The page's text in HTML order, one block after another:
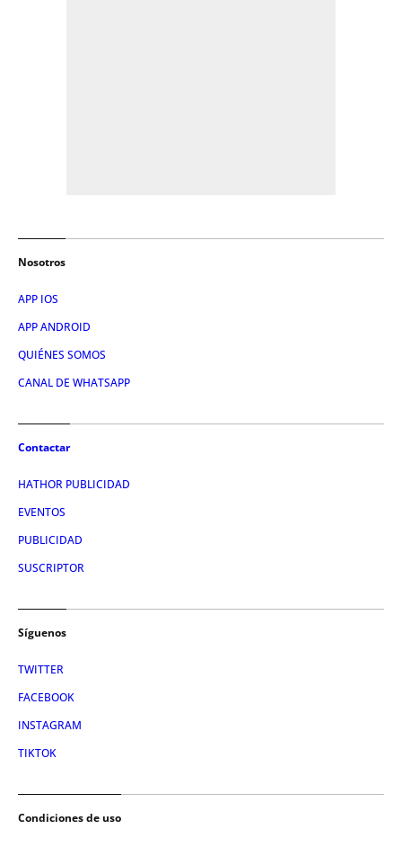
Nosotros
APP IOS
APP ANDROID
QUIÉNES SOMOS
CANAL DE WHATSAPP
Contactar
HATHOR PUBLICIDAD
EVENTOS
PUBLICIDAD
SUSCRIPTOR
Síguenos
TWITTER
FACEBOOK
INSTAGRAM
TIKTOK
Condiciones de uso